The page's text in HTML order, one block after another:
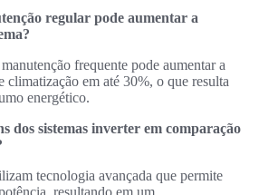
regular pode aumentar a
frequente pode aumentar a
climatização em até 30%, o que resulta
energético.
dos sistemas inverter em comparação
tecnologia avançada que permite
resultando em um